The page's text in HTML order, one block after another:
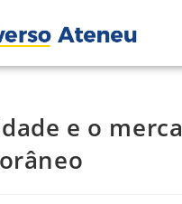
e o